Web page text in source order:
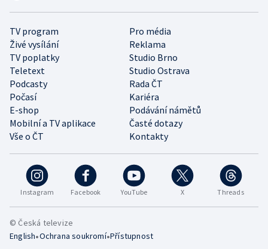
Instagram Facebook YouTube X Threads
TV program
Pro média
Živé vysílání
Reklama
TV poplatky
Studio Brno
Teletext
Studio Ostrava
Podcasty
Rada ČT
Počasí
Kariéra
E-shop
Podávání námětů
Mobilní a TV aplikace
Časté dotazy
Vše o ČT
Kontakty
© Česká televize
English•Ochrana soukromí•Přístupnost